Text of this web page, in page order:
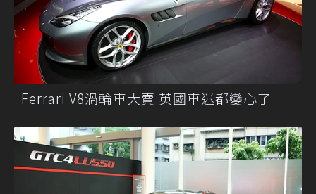
Ferrari V8渦輪車大賣 英國車迷都變心了